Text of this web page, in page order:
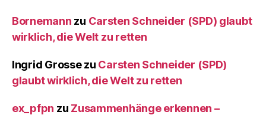
Bornemann zu Carsten Schneider (SPD) glaubt
wirklich, die Welt zu retten
Ingrid Grossezu Carsten Schneider (SPD)
glaubt wirklich, die Welt zu retten
ex_pfpn zu Zusammenhänge erkennen –